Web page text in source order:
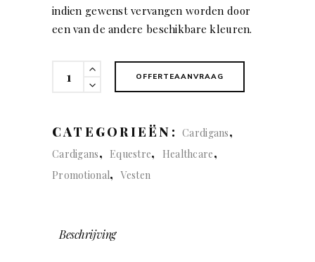
indien gewenst vervangen worden door
een van de andere beschikbare kleuren.
Powerslide
OFFERTEAANVRAAG
CATEGORIEËN:Cardigans,
Cardigans, Equestre, Healthcare,
Promotional,Vesten
Beschrijving